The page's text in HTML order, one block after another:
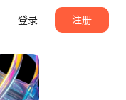
登录 注册
关注